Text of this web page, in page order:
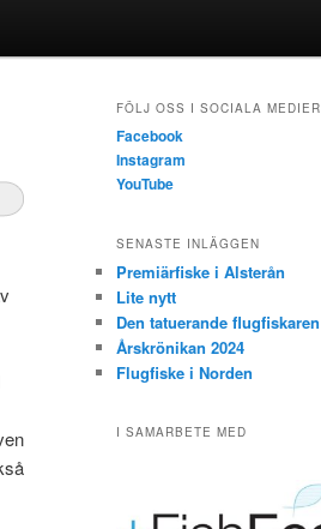
FÖLJ OSS I SOCIALA MEDIER
Facebook
Instagram
YouTube
SENASTE INLÄGGEN
Premiärfiske i Alsterån
Lite nytt
Den tatuerande flugfiskaren
Årskrönikan 2024
Flugfiske i Norden
I SAMARBETE MED